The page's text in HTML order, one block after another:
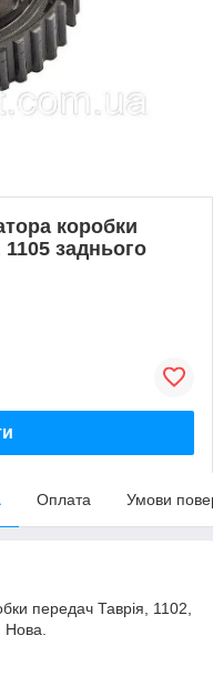
коробки
1105 заднього
Оплата Умови
передач Таврія, 1102,